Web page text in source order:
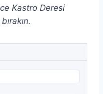
Kastro Deresi